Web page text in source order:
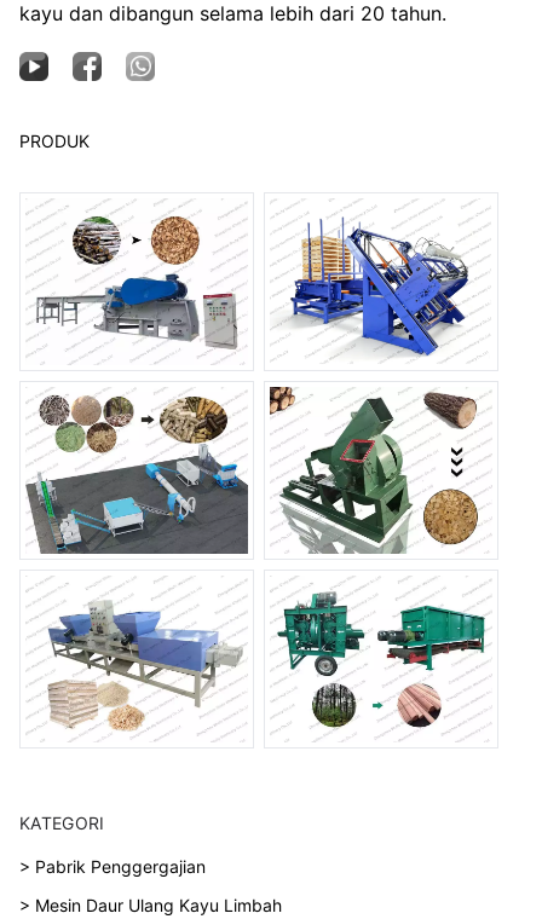
kayu dan dibangun selama lebih dari 20 tahun.
PRODUK
KATEGORI
> Pabrik Penggergajian
> Mesin Daur Ulang Kayu Limbah